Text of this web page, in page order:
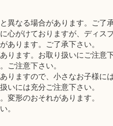
なる場合があります。ご了承
がけておりますが、ディス
あります。ご了承下さい。
ます。お取り扱いにご注意下
ご注意下さい。
ますので、小さなお子様に
いには充分ご注意下さい。
変形のおそれがあります。
。